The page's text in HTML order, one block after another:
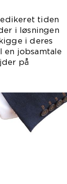
tiden
i løsningen
i deres
jobsamtale
på